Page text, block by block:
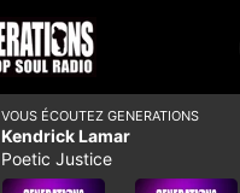
VOUS ÉCOUTEZ GENERATIONS
Kendrick Lamar
Poetic Justice